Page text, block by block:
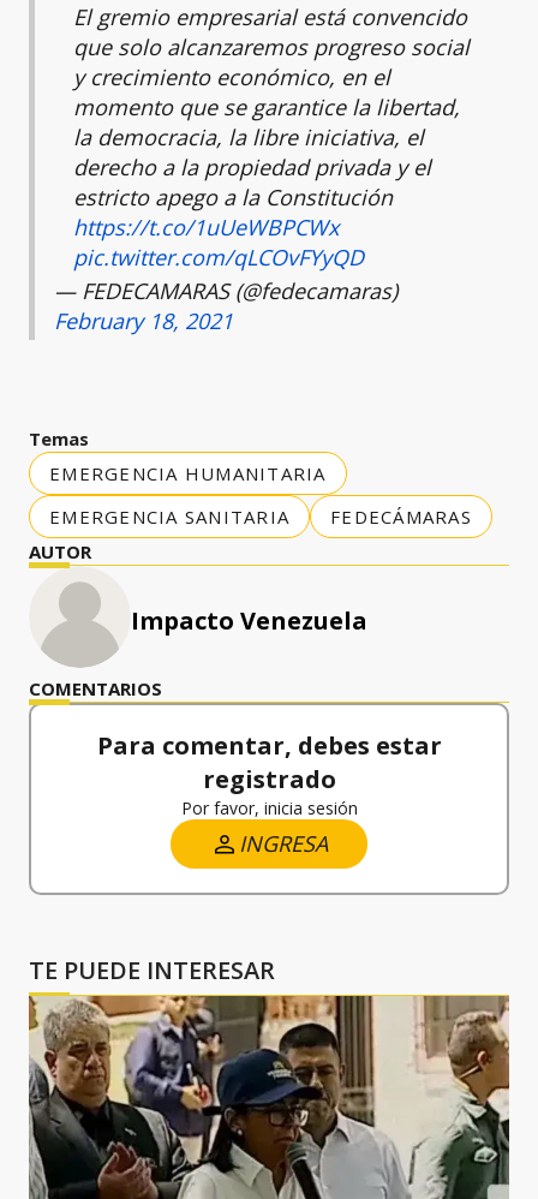
El gremio empresarial está convencido
que solo alcanzaremos progreso social
y crecimiento económico, en el
momento que se garantice la libertad,
la democracia, la libre iniciativa, el
derecho a la propiedad privada y el
estricto apego a la Constitución
https://t.co/1uUeWBPCWx
pic.twitter.com/qLCOvFYyQD
— FEDECAMARAS (@fedecamaras)
February 18, 2021
Temas
EMERGENCIA HUMANITARIA
EMERGENCIA SANITARIA
FEDECÁMARAS
AUTOR
Impacto Venezuela
COMENTARIOS
Para comentar, debes estar
registrado
Por favor, inicia sesión
INGRESA
TE PUEDE INTERESAR